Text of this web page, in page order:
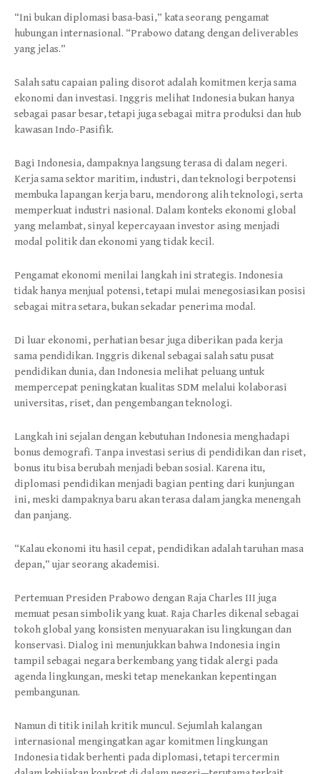
“Ini bukan diplomasi basa-basi,” kata seorang pengamat
hubungan internasional. “Prabowo datang dengan deliverables
yang jelas.”
Salah satu capaian paling disorot adalah komitmen kerja sama
ekonomi dan investasi. Inggris melihat Indonesia bukan hanya
sebagai pasar besar, tetapi juga sebagai mitra produksi dan hub
kawasan Indo-Pasifik.
Bagi Indonesia, dampaknya langsung terasa di dalam negeri.
Kerja sama sektor maritim, industri, dan teknologi berpotensi
membuka lapangan kerja baru, mendorong alih teknologi, serta
memperkuat industri nasional. Dalam konteks ekonomi global
yang melambat, sinyal kepercayaan investor asing menjadi
modal politik dan ekonomi yang tidak kecil.
Pengamat ekonomi menilai langkah ini strategis. Indonesia
tidak hanya menjual potensi, tetapi mulai menegosiasikan posisi
sebagai mitra setara, bukan sekadar penerima modal.
Di luar ekonomi, perhatian besar juga diberikan pada kerja
sama pendidikan. Inggris dikenal sebagai salah satu pusat
pendidikan dunia, dan Indonesia melihat peluang untuk
mempercepat peningkatan kualitas SDM melalui kolaborasi
universitas, riset, dan pengembangan teknologi.
Langkah ini sejalan dengan kebutuhan Indonesia menghadapi
bonus demografi. Tanpa investasi serius di pendidikan dan riset,
bonus itu bisa berubah menjadi beban sosial. Karena itu,
diplomasi pendidikan menjadi bagian penting dari kunjungan
ini, meski dampaknya baru akan terasa dalam jangka menengah
dan panjang.
“Kalau ekonomi itu hasil cepat, pendidikan adalah taruhan masa
depan,” ujar seorang akademisi.
Pertemuan Presiden Prabowo dengan Raja Charles III juga
memuat pesan simbolik yang kuat. Raja Charles dikenal sebagai
tokoh global yang konsisten menyuarakan isu lingkungan dan
konservasi. Dialog ini menunjukkan bahwa Indonesia ingin
tampil sebagai negara berkembang yang tidak alergi pada
agenda lingkungan, meski tetap menekankan kepentingan
pembangunan.
Namun di titik inilah kritik muncul. Sejumlah kalangan
internasional mengingatkan agar komitmen lingkungan
Indonesia tidak berhenti pada diplomasi, tetapi tercermin